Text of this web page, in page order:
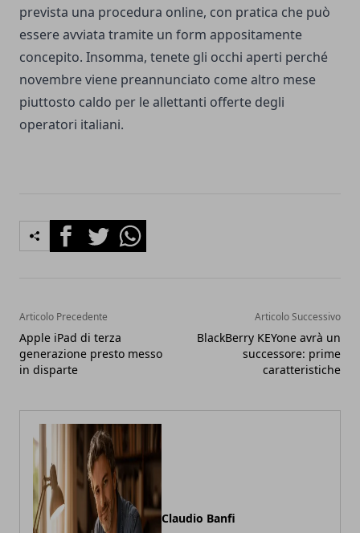
prevista una procedura online, con pratica che può
essere avviata tramite un form appositamente
concepito. Insomma, tenete gli occhi aperti perché
novembre viene preannunciato come altro mese
piuttosto caldo per le allettanti offerte degli
operatori italiani.
FacebookTwitterWhatsapp
Articolo Precedente
Apple iPad di terza
generazione presto messo
in disparte
Articolo Successivo
BlackBerry KEYone avrà un
successore: prime
caratteristiche
Claudio Banfi